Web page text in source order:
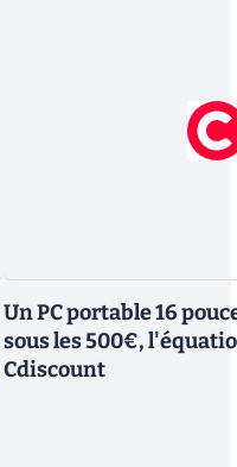
Un PC portable 16
sous les 500€,
Cdiscount